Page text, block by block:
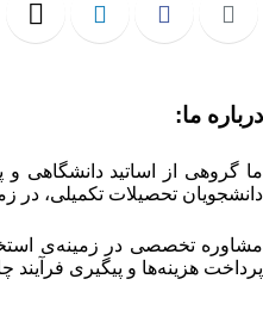
درباره ما:
ما گروهی از اساتید دانشگاهی
دانشجویان تحصیلات تکمیلی،
مشاوره تخصصی در زمینه‌ی
پرداخت هزینه‌ها و پیگیری